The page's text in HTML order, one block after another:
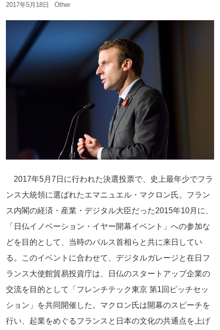
2017年5月18日 Other
2017年5月7日に行われた決選投票で、史上最年少でフラ
ンス大統領に選ばれたエマニュエル・マクロン氏。フラン
ス内閣の経済・産業・デジタル大臣だった2015年10月に、
「日仏イノベーション・イヤー開幕イベント」への参加な
どを目的として、当時のバルス首相らと共に来日してい
る。このイベントに合わせて、デジタルガレージと在日フ
ランス大使館貿易投資庁は、日仏のスタートアップ企業の
交流を目的として「フレンチテック東京 第1回ピッチセッ
ション」を共同開催した。マクロン氏は開幕のスピーチを
行い、起業をめぐるフランスと日本の文化の共通点を上げ